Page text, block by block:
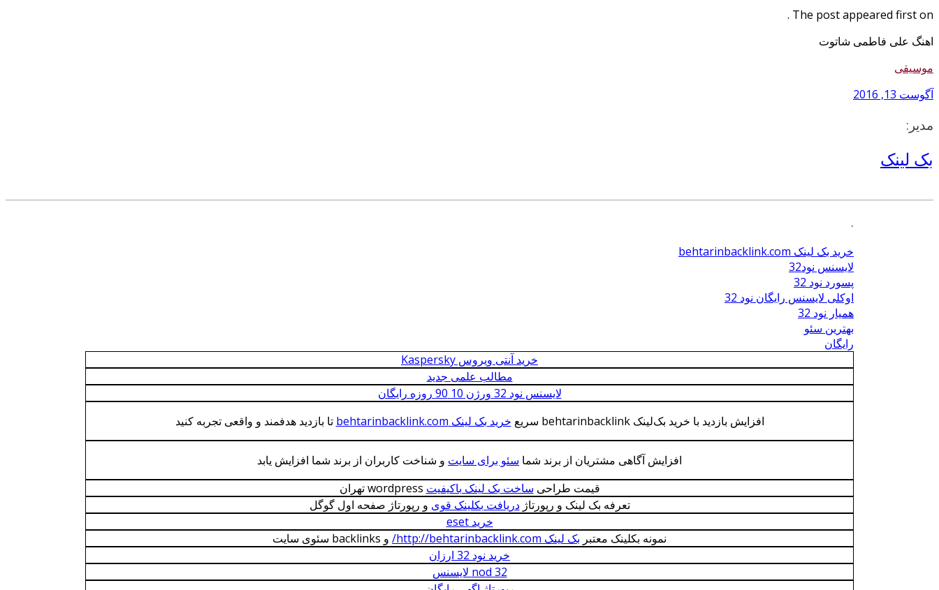
The post appeared first on .
اهنگ علی فاطمی شاتوت
موسیقی
آگوست 13, 2016
مدیر:
بک لینک
.
خرید بک لینک behtarinbacklink.com
لایسنس نود32
پسورد نود 32
اوکلی لایسنس رایگان نود 32
همیار نود 32
بهترین سئو
رایگان
خرید آنتی ویروس Kaspersky
مطالب علمی جدید
لایسنس نود 32 ورژن 10 90 روزه رایگان
افزایش بازدید با خرید بک‌لینک behtarinbacklink سریع
خرید بک لینک behtarinbacklink.com تا بازدید هدفمند و واقعی تجربه کنید
افزایش آگاهی مشتریان از برند شما سئو برای سایت و شناخت کاربران از برند شما افزایش یابد
قیمت طراحی ساخت بک لینک باکیفیت
تعرفه بک لینک و رپورتاژدریافت بکلینک قوی و رپورتاژ صفحه اول گوگل
خرید eset
نمونه بکلینک معتبر بک لینک http://behtarinbacklink.com/
و backlinks سئوی سایت
خرید نود 32 ارزان
nod 32 لایسنس